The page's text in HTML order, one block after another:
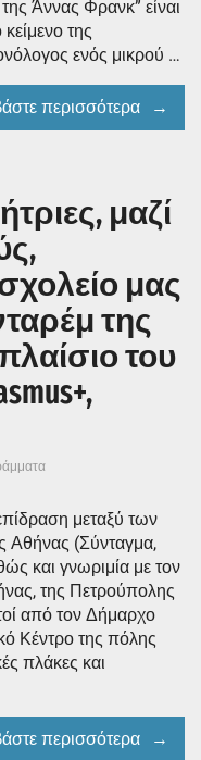
Άννας Φρανκ” είναι
της
ενός μικρού …
περισσότερα
μαζί
μας
της
του
μεταξύ των
Αθήνας (Σύνταγμα,
και γνωριμία με τον
της Πετρούπολης
από τον Δήμαρχο
Κέντρο της πόλης
πλάκες και
περισσότερα